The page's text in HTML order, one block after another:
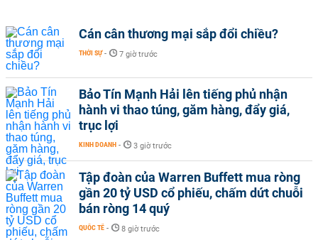
Cán cân thương mại sắp đổi chiều?
THỜI SỰ - 7 giờ trước
Bảo Tín Mạnh Hải lên tiếng phủ nhận
hành vi thao túng, găm hàng, đẩy giá,
trục lợi
KINH DOANH - 3 giờ trước
Tập đoàn của Warren Buffett mua ròng
gần 20 tỷ USD cổ phiếu, chấm dứt chuỗi
bán ròng 14 quý
QUỐC TẾ - 8 giờ trước